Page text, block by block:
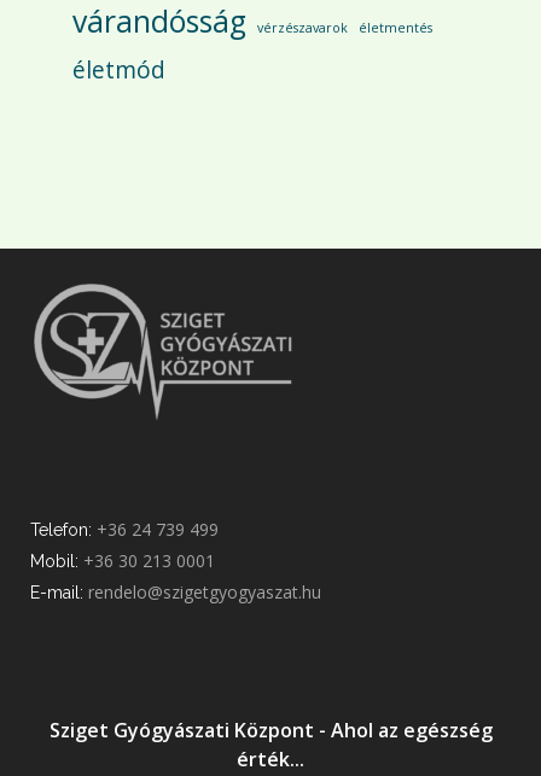
várandósság vérzészavarok életmentés
életmód
Telefon: +36 24 739 499
Mobil: +36 30 213 0001
E-mail: rendelo@szigetgyogyaszat.hu
Sziget Gyógyászati Központ - Ahol az egészség
érték...